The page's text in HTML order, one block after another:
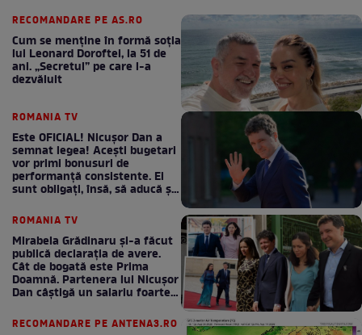
RECOMANDARE PE AS.RO
Cum se menţine în formă soţia
lui Leonard Doroftei, la 51 de
ani. „Secretul” pe care l-a
dezvăluit
ROMANIA TV
Este OFICIAL! Nicușor Dan a
semnat legea! Acești bugetari
vor primi bonusuri de
performanță consistente. Ei
sunt obligați, însă, să aducă și
ROMANIA TV
Mirabela Grădinaru și-a făcut
publică declarația de avere.
Cât de bogată este Prima
Doamnă. Partenera lui Nicușor
Dan câștigă un salariu foarte
RECOMANDARE PE ANTENA3.RO